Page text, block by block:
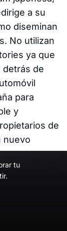
a su
diseminan
No utilizan
ya que
detrás de
para
y
de
nuevo
su
generado
Instagram,
tu